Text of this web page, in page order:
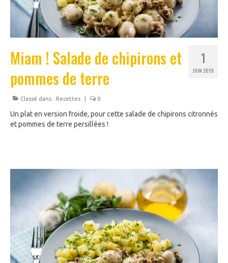
1
JUIN 2019
Miam ! Salade de chipirons et
pommes de terre
Classé dans : Recettes 0
Un plat en version froide, pour cette salade de chipirons citronnés
et pommes de terre persillées !